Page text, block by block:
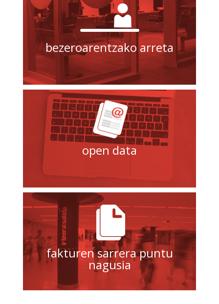
bezeroarentzako arreta
open data
fakturen sarrera puntu
nagusia